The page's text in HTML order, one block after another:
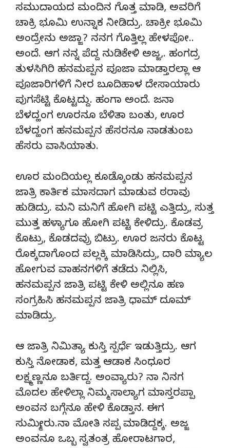
ಸಮುದಾಯದ ಮಂದಿನ ಗೊತ್ತ ಮಾಡಿ, ಅವರಿಗೆ
ಚಾಕ್ರಿ ಭೂಮಿ ಉನ್ನಾಕ ನೀಡಿದ್ರು. ಚಾಕ್ರೀ ಭೂಮಿ
ಅಂದ್ರೇನು ಅಜ್ಜಾ? ನನಗ ಗೊತ್ತಿಲ್ಲ ಹೇಳಪೋ..
ಅಂದೆ. ಆಗ ನನ್ನ ಪೆದ್ದ ನುಡಿಕೇಳಿ ಅಜ್ಜ,. ಹಂಗದ್ರ
ತುಳಸಿಗಿರಿ ಹನಮಪ್ಪನ ಪೂಜಾ ಮಾಡ್ತಾರಲ್ಲಾ ಆ
ಪೂಜಾರಿಗಳಿಗೆ ನೀರ ಬೂದಿಹಾಳ ದೇಸಾಯಾರು
ಪುಗಸೆಟ್ಟಿ ಕೊಟ್ಟದ್ದು. ಹಂಗಾ ಅಂದೆ. ಜನಾ
ಬೆಳದ್ಹಂಗ ಊರನೂ ಬೆಳಿತಾ ಬಂತು, ಊರ
ಬೆಳದ್ಹಂಗ ಹನಮಪ್ಪನ ಹೆಸರನೂ ನಾಡತುಂಬ
ಹೆಸರು ವಾಸಿಯಾತು.
ಊರ ಮಂದಿಯಲ್ಲ ಕೂಡ್ಕೊಂಡು ಹನಮಪ್ಪನ
ಜಾತ್ರಿ ಕಾರ್ತಿಕ ಮಾಸದಾಗ ಮಾಡುವ ಠರಾವು
ಹುಡಿದ್ರು. ಮನಿ ಮನಿಗೆ ಹೋಗಿ ಪಟ್ಟಿ ಎತ್ತಿದ್ರು, ಸುತ್ತ
ಮುತ್ತ ಹಳ್ಯಾಗೂ ಹೋಗಿ ಪಟ್ಟಿ ಕೇಳಿದ್ರು. ಕೊಡವ್ರ
ಕೊಟ್ರು, ಕೊಡದವ್ರು ಬಿಟ್ರು. ಊರ ಜನರು ಕೊಟ್ಟ
ರೊಕ್ಕದಾಗೊಂದ ಪಲ್ಲಕ್ಕಿ ಮಾಡಿಸಿದ್ರು, ದಾರಿ ಮ್ಯಾಲ
ಹೋಗುವ ವಾಹನಗಳಿಗೆ ತಡೆದು ನಿಲ್ಲಿಸಿ,
ಹನಮಪ್ಪನ ಜಾತ್ರಿ ಪಟ್ಟಿ ಕೇಳಿ ಅಲ್ಲಿನೂ ಹಣ
ಸಂಗ್ರಹಿಸಿ ಹನಮಪ್ಪನ ಜಾತ್ರಿ ಧಾಮ್‌ ದೂಮ್‌
ಮಾಡಿದ್ರು.
ಆ ಜಾತ್ರಿ ನಿಮಿತ್ಯಾ ಕುಸ್ತಿ ಸ್ಪರ್ಧೆ ಇಡುತ್ತಿದ್ರು. ಆಗ
ಕುಸ್ತಿ ನೋಡಾಕ, ಮತ್ತ ಆಡಾಕ ಸಿಂಧೂರ
ಲಕ್ಷ್ಮಣ್ಣನೂ ಬರ್ತಿದ್ದ. ಅಂವ್ಯಾರು? ನಾ ನಿನಗ
ಮೊದಲ ಹೇಳಿಲ್ಲಾ ನಿಮ್ಮ ಸಾಲ್ಯಾಗ ಮಾಸ್ತರಪ್ಪಾ
ಅಂವನ ಬಗ್ಗೆನೂ ಹೇಳಿ ಕೊಡ್ತಾನ. ಈಗ
ಸುಮ್ಮೀರು.ನಾ ಮೋತಿ ಸಪ್ಪ ಮಾಡಿದ್ದಕ್ಕ. ಅಜ್ಜ
ಅಂವನೂ ಒಬ್ಬ ಸ್ವತಂತ್ರ ಹೋರಾಟಗಾರ,